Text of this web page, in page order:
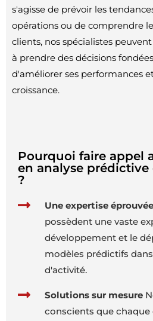
s'agisse de prévoir les
opérations ou de comprendre
clients, nos spécialistes
à prendre des décisions
d'améliorer ses performances
croissance.
Pourquoi faire appel
en analyse prédictive
?
Une expertise
possèdent une vaste
développement et le
modèles prédictifs
d'activité.
Solutions sur mesure
conscients que chaque